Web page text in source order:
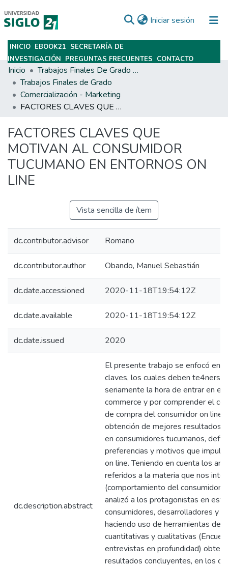
Iniciar sesión (current)
Subir
INICIO EBOOK21 SECRETARÍA DE
INVESTIGACIÓN PREGUNTAS FRECUENTES CONTACTO
Inicio
Trabajos Finales De Grado Y Posgrado
Trabajos Finales de Grado
Comercialización - Marketing
FACTORES CLAVES QUE MOTIVAN AL CONSUMIDOR TUCUMANO EN ENTORNOS ON LINE
FACTORES CLAVES QUE
MOTIVAN AL CONSUMIDOR
TUCUMANO EN ENTORNOS ON
LINE
Vista sencilla de ítem
dc.contributor.advisor Romano
dc.contributor.author Obando, Manuel Sebastián
dc.date.accessioned 2020-11-18T19:54:12Z
dc.date.available 2020-11-18T19:54:12Z
dc.date.issued 2020
dc.description.abstract
El presente trabajo se enfocó en
claves, los cuales deben te4nerse
seriamente la hora de entrar en el
commerce y por comprender el
de compra del consumidor on line.
obtención de mejores resultados
en consumidores tucumanos,
preferencias y motivos que
on line. Teniendo en cuenta los
referidos a la materia que nos
(comportamiento del consumidor
analizó a los protagonistas en
consumidores, desarrolladores y
haciendo uso de herramientas de
cuantitativas y cualitativas
entrevistas en profundidad)
resultados concluyentes, en los